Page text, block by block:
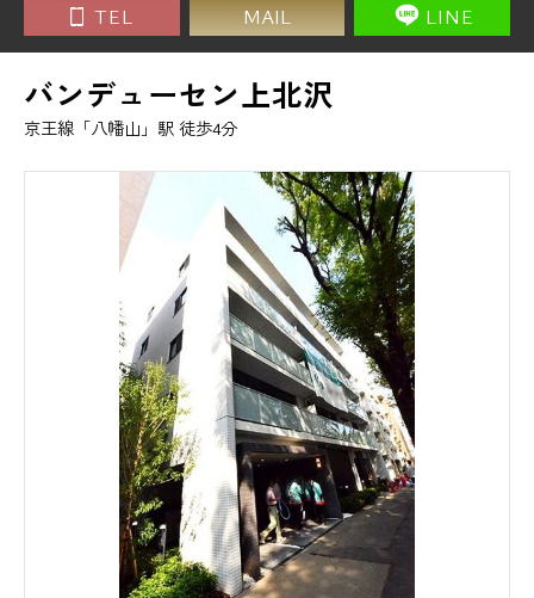
TEL MAIL LINE
バンデューセン上北沢
京王線「八幡山」駅 徒歩4分